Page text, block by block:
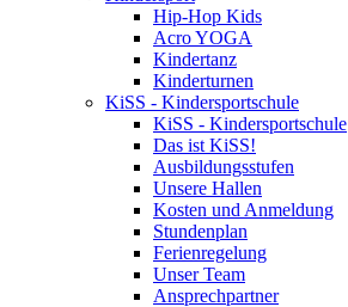
Hip-Hop Kids
Acro YOGA
Kindertanz
Kinderturnen
KiSS - Kindersportschule
KiSS - Kindersportschule
Das ist KiSS!
Ausbildungsstufen
Unsere Hallen
Kosten und Anmeldung
Stundenplan
Ferienregelung
Unser Team
Ansprechpartner